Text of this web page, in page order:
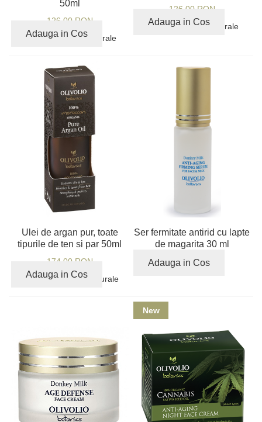
50ml
126,00 RON
82% ingrediente naturale
Adauga in Cos
126,00 RON
89% ingrediente naturale
Adauga in Cos
Ulei de argan pur, toate
tipurile de ten si par 50ml
174,00 RON
100% ingrediente naturale
Adauga in Cos
Ser fermitate antirid cu lapte
de magarita 30 ml
139,00 RON
Adauga in Cos
New